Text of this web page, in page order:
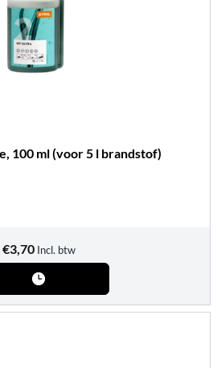
100 ml (voor 5 l brandstof)
€3,70 Incl. btw